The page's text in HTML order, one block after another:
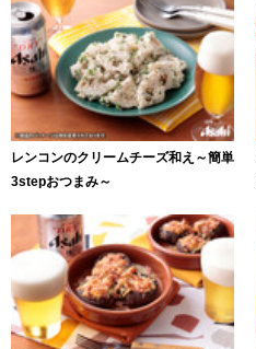
レンコンのクリームチーズ和え～簡単
3stepおつまみ～